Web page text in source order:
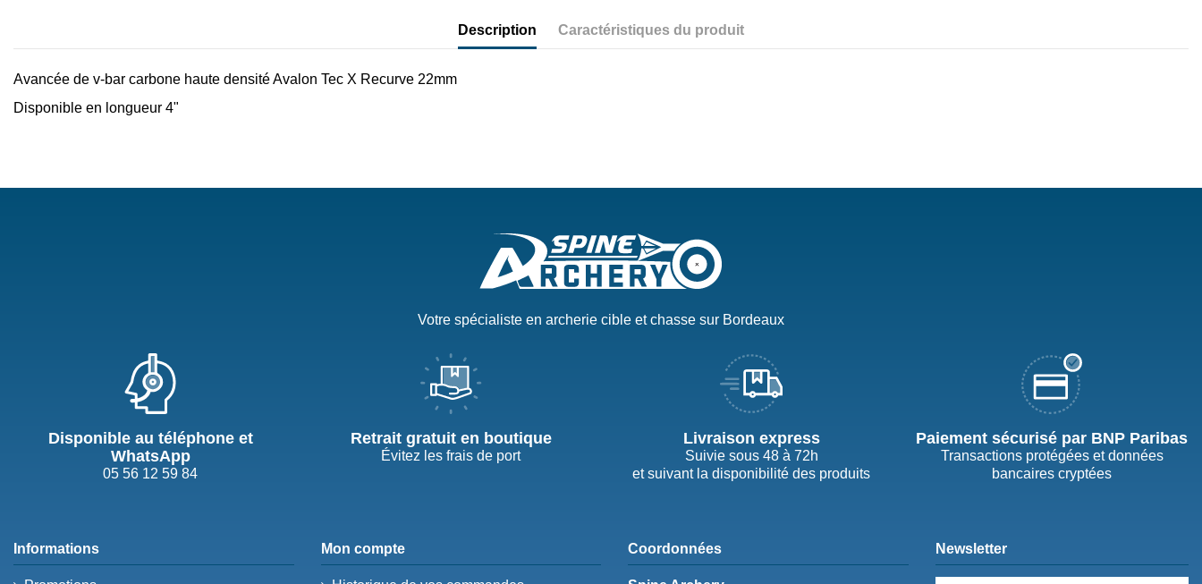
Description Caractéristiques du produit
Avancée de v-bar carbone haute densité Avalon Tec X Recurve 22mm
Disponible en longueur 4"
Votre spécialiste en archerie cible et chasse sur Bordeaux
Disponible au téléphone et
WhatsApp
05 56 12 59 84
Retrait gratuit en boutique
Évitez les frais de port
Livraison express
Suivie sous 48 à 72h
et suivant la disponibilité des produits
Paiement sécurisé par BNP Paribas
Transactions protégées et données
bancaires cryptées
Informations Mon compte Coordonnées Newsletter